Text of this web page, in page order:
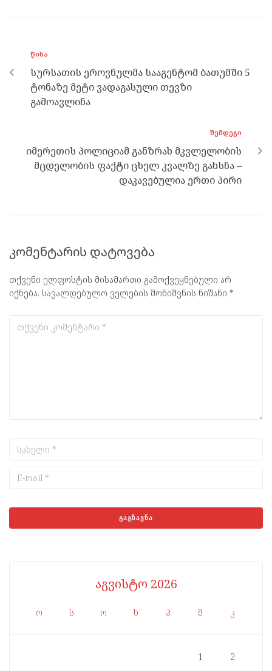
o
o
k
er m p
p
ᲬᲘᲜᲐ
სურსათის ეროვნულმა სააგენტომ ბათუმში 5
ტონაზე მეტი ვადაგასული თევზი
გამოავლინა
ᲨᲔᲛᲓᲔᲒᲘ
იმერეთის პოლიციამ განზრახ მკვლელობის
მცდელობის ფაქტი ცხელ კვალზე გახსნა –
დაკავებულია ერთი პირი
კომენტარის დატოვება
თქვენი ელფოსტის მისამართი გამოქვეყნებული არ
იქნება. სავალდებულო ველების მონიშვნის ნიშანი *
აგვისტო 2026
ო ს ო ხ პ შ კ
1 2